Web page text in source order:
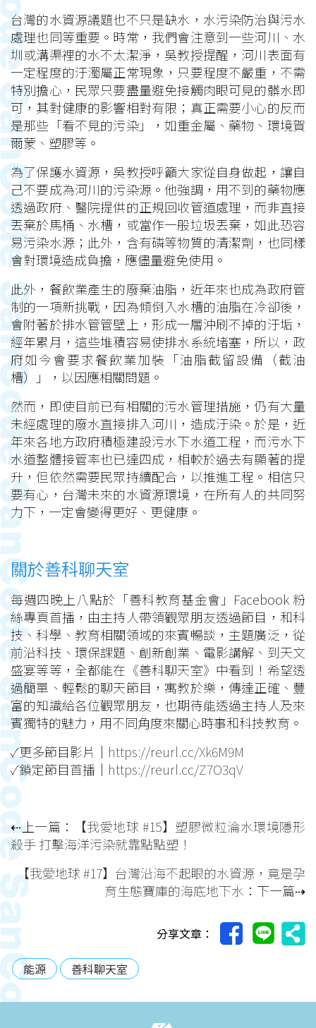
台灣的水資源議題也不只是缺水，水污染防治與污水
處理也同等重要。時常，我們會注意到一些河川、水
圳或溝渠裡的水不太潔淨，吳教授提醒，河川表面有
一定程度的汙濁屬正常現象，只要程度不嚴重，不需
特別擔心，民眾只要盡量避免接觸肉眼可見的髒水即
可，其對健康的影響相對有限；真正需要小心的反而
是那些「看不見的污染」，如重金屬、藥物、環境賀
爾蒙、塑膠等。
為了保護水資源，吳教授呼籲大家從自身做起，讓自
己不要成為河川的污染源。他強調，用不到的藥物應
透過政府、醫院提供的正規回收管道處理，而非直接
丟棄於馬桶、水槽，或當作一般垃圾丟棄，如此恐容
易污染水源；此外，含有磷等物質的清潔劑，也同樣
會對環境造成負擔，應儘量避免使用。
此外，餐飲業產生的廢棄油脂，近年來也成為政府管
制的一項新挑戰，因為傾倒入水槽的油脂在冷卻後，
會附著於排水管管壁上，形成一層沖刷不掉的汙垢，
經年累月，這些堆積容易使排水系統堵塞，所以，政
府如今會要求餐飲業加裝「油脂截留設備（截油
槽）」，以因應相關問題。
然而，即使目前已有相關的污水管理措施，仍有大量
未經處理的廢水直接排入河川，造成汙染。於是，近
年來各地方政府積極建設污水下水道工程，而污水下
水道整體接管率也已達四成，相較於過去有顯著的提
升，但依然需要民眾持續配合，以推進工程。相信只
要有心，台灣未來的水資源環境，在所有人的共同努
力下，一定會變得更好、更健康。
關於善科聊天室
每週四晚上八點於「善科教育基金會」Facebook 粉
絲專頁首播，由主持人帶領觀眾朋友透過節目，和科
技、科學、教育相關領域的來賓暢談，主題廣泛，從
前沿科技、環保課題、創新創業、電影講解、到天文
盛宴等等，全都能在《善科聊天室》中看到！希望透
過簡單、輕鬆的聊天節目，寓教於樂，傳達正確、豐
富的知識給各位觀眾朋友，也期待能透過主持人及來
賓獨特的魅力，用不同角度來關心時事和科技教育。
✓更多節目影片｜ https://reurl.cc/Xk6M9M
✓鎖定節目首播｜ https://reurl.cc/Z7O3qV
⇠上一篇：
【我愛地球 #15】塑膠微粒淪水環境隱形
殺手 打擊海洋污染就靠點點塑！
【我愛地球 #17】台灣沿海不起眼的水資源，竟是孕
育生態寶庫的海底地下水 ：下一篇⇢
分享文章：
能源 善科聊天室